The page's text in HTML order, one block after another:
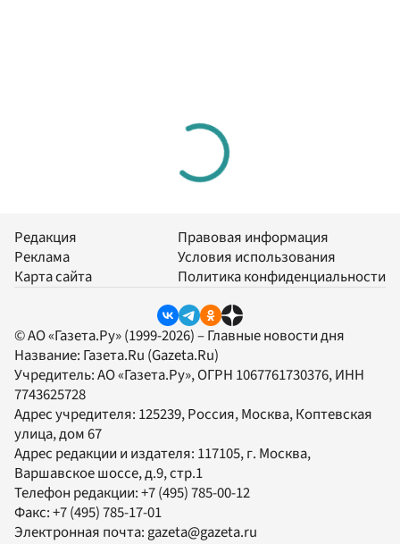
Редакция
Реклама
Карта сайта
Правовая информация
Условия использования
Политика конфиденциальности
© АО «Газета.Ру» (1999-2026) – Главные новости дня
Название: Газета.Ru (Gazeta.Ru)
Учредитель:АО «Газета.Ру», ОГРН 1067761730376, ИНН
7743625728
Адрес учредителя: 125239, Россия, Москва, Коптевская
улица, дом 67
Адрес редакции и издателя: 117105, г. Москва,
Варшавское шоссе, д.9, стр.1
Телефон редакции:+7 (495) 785-00-12
Факс:+7 (495) 785-17-01
Электронная почта:gazeta@gazeta.ru